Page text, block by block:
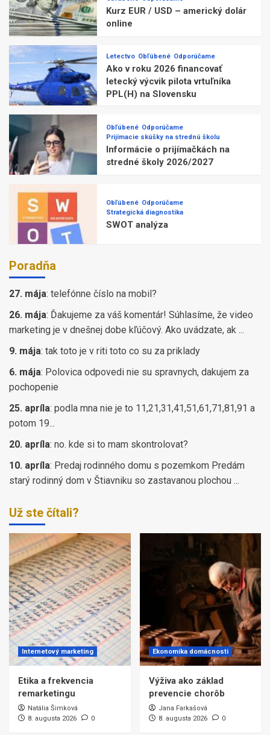
Kurz EUR / USD – americký dolár
online
Letectvo Obľúbené Odporúčame
Ako v roku 2026 financovať
letecký výcvik pilota vrtuľníka
PPL(H) na Slovensku
Obľúbené Odporúčame
Prijímacie skúšky na strednú školu
Informácie o prijímačkách na
stredné školy 2026/2027
Obľúbené Odporúčame
Strategická diagnostika
SWOT analýza
Poradňa
27. mája: telefónne číslo na mobil?
26. mája: Ďakujeme za váš komentár! Súhlasíme, že video
marketing je v dnešnej dobe kľúčový. Ako uvádzate, ak ...
9. mája: tak toto je v riti toto co su za priklady
6. mája: Polovica odpovedi nie su spravnych, dakujem za
pochopenie
25. apríla: podla mna nie je to 11,21,31,41,51,61,71,81,91 a
potom 19...
20. apríla: no. kde si to mam skontrolovat?
10. apríla: Predaj rodinného domu s pozemkom Predám
starý rodinný dom v Štiavniku so zastavanou plochou ...
Už ste čítali?
Internetový marketing
Etika a frekvencia
remarketingu
Natália Šimková
8. augusta 2026
0
Ekonomika domácnosti
Výživa ako základ
prevencie chorôb
Jana Farkašová
8. augusta 2026
0